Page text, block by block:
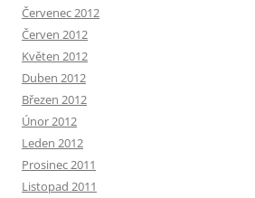
Červenec 2012
Červen 2012
Květen 2012
Duben 2012
Březen 2012
Únor 2012
Leden 2012
Prosinec 2011
Listopad 2011